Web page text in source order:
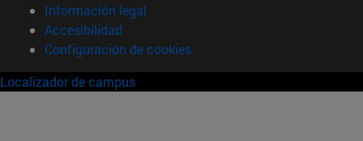
Información legal
Accesibilidad
Configuración de cookies
Localizador de campus